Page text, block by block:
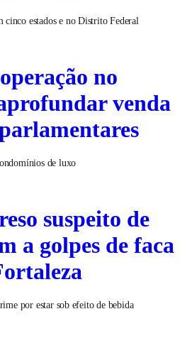
cinco estados e no Distrito Federal
no
venda
de luxo
suspeito de
a golpes de faca
por estar sob efeito de bebida